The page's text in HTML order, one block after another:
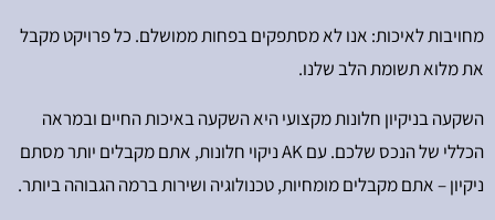
מחויבות לאיכות: אנו לא מסתפקים בפחות ממושלם. כל פרויקט מקבל
את מלוא תשומת הלב שלנו.
השקעה בניקיון חלונות מקצועי היא השקעה באיכות החיים ובמראה
הכללי של הנכס שלכם. עם AK ניקוי חלונות, אתם מקבלים יותר מסתם
ניקיון – אתם מקבלים מומחיות, טכנולוגיה ושירות ברמה הגבוהה ביותר.